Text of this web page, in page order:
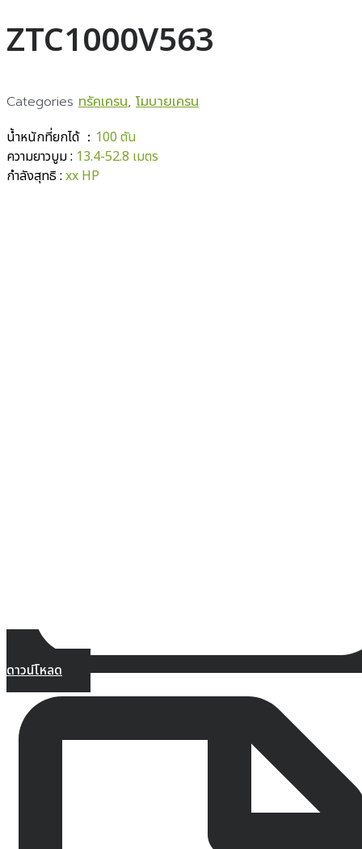
ZTC1000V563
Categories ทรัคเครน, โมบายเครน
น้ำหนักที่ยกได้ ： 100 ตัน
ความยาวบูม : 13.4-52.8 เมตร
กำลังสุทธิ : xx HP
ดาวน์โหลด